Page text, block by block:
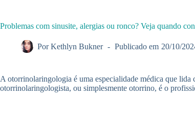
Problemas com sinusite, alergias ou ronco? Veja quando
Por Kethlyn Bukner Publicado em 20/10/
A otorrinolaringologia é uma especialidade médica que lida
otorrinolaringologista, ou simplesmente otorrino, é o